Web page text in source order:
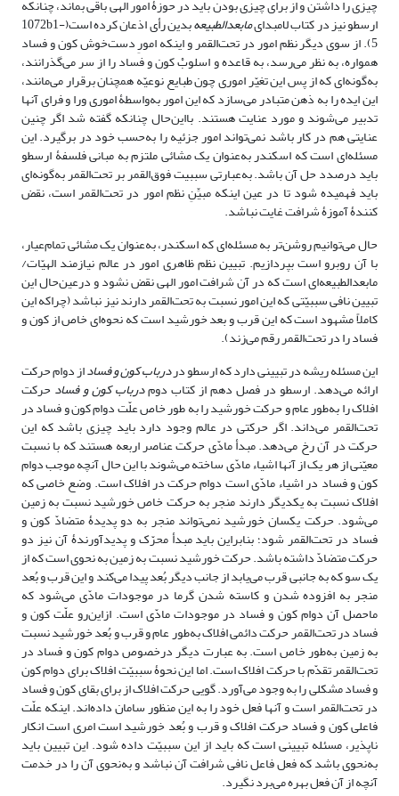
چیزی را داشتن و از برای چیزی بودن باید در حوزۀ امور الهی باقی بماند، چنانکه
ارسطو نیز در کتاب لامبدایمابعدالطبیعه بدین رأی اذعان کرده است(1072b1-
5). از سوی دیگر نظم امور در تحت‌القمر و اینکه امورِ دست‌خوش کون و فساد
همواره، به ‌نظر می‌رسد، به ‌قاعده و اسلوبْ کون و فساد را از سر می‌گذرانند،
به‌گونه‌ای که از پس این تغیّر اموری چون طبایع نوعیّه همچنان برقرار می‌مانند،
این ایده را به ذهن متبادر می‌سازد که این امور به‌واسطۀ اموری ورا و فرای آنها
تدبیر می‌شوند و مورد عنایت هستند. بااین‌حال چنانکه گفته شد اگر چنین
عنایتی هم در کار باشد نمی‌تواند امور جزئیه را به‌حسب خود در برگیرد. این
مسئله‌ای است که اسکندر به‌عنوان یک مشائی ملتزم به مبانی فلسفۀ ارسطو
باید درصدد حل آن باشد. به‌عبارتی سببیت فوق‌القمر بر تحت‌القمر به‌گونه‌ای
باید فهمیده شود تا در عین اینکه مبیِّنِ نظم امور در تحت‌القمر است، نقض
‌کنندۀ آموزۀ شرافت غایت نباشد.
حال می‌توانیم روشن‌تر به مسئله‌ای که اسکندر، به‌عنوان یک مشائی تمام‌عیار،
با آن روبرو است بپردازیم. تبیین نظم ظاهری امور در عالم نیازمند الهیّات/
مابعدالطبیعه‌ای است که در آن شرافت امور الهی نقض نشود و درعین‌حال این
تبیین نافی سببیّتی که این امور نسبت به تحت‌القمر دارند نیز نباشد (چراکه این
کاملاً مشهود است که این قرب و بعد خورشید است که نحوه‌ای خاص از کون و
فساد را در تحت‌القمر رقم می‌زند).
این مسئله ریشه در تبیینی دارد که ارسطو دردرباب کون و فساداز دوام حرکت
ارائه می‌دهد. ارسطو در فصل دهم از کتاب دومدرباب کون و فساد حرکت
افلاک را به‌طور عام و حرکت خورشید را به طور خاص علّت دوام کون و فساد در
تحت‌القمر می‌داند. اگر حرکتی در عالم وجود دارد باید چیزی باشد که این
حرکت در آن رخ می‌دهد. مبدأ مادّی حرکت عناصر اربعه هستند که با نسبت
معیّنی از هر یک از آنها اشیاء مادّی ساخته می‌شوند با این حال آنچه موجب دوام
کون و فساد در اشیاء مادّی است دوام حرکت در افلاک است. وضع خاصی که
افلاک نسبت به یکدیگر دارند منجر به حرکت خاص خورشید نسبت به زمین
می‌شود. حرکت یکسان خورشید نمی‌تواند منجر به دو پدیدۀ متضادّ کون و
فساد در تحت‌القمر شود؛ بنابراین باید مبدأ محرّک و پدیدآورندۀ آن نیز دو
حرکت متضادّ داشته باشد. حرکت خورشید نسبت به زمین به ‌نحوی است که از
یک سو که به جانبی قرب می‌یابد از جانب دیگر بُعد پیدا می‌کند و این قرب و بُعد
منجر به افزوده‌ شدن و کاسته شدن گرما در موجودات مادّی می‌شود که
ماحصل آن دوام کون و فساد در موجودات مادّی است. ازاین‌رو علّت کون و
فساد در تحت‌القمر حرکت دائمی افلاک به‌طور عام و قرب و بُعد خورشید نسبت
به زمین به‌طور خاص است. به‌ عبارت دیگر درخصوص دوام کون و فساد در
تحت‌القمر تقدّم با حرکت افلاک است. اما این نحوۀ سببیّت افلاک برای دوام کون
و فساد مشکلی را به وجود می‌آورد. گویی حرکت افلاک از برای بقای کون و فساد
در تحت‌القمر است و آنها فعل خود را به این منظور سامان داده‌اند. اینکه علّت
فاعلی کون و فساد حرکت افلاک و قرب و بُعد خورشید است امری است انکار
ناپذیر، مسئله تبیینی است که باید از این سببیّت داده شود. این تبیین باید
به‌نحوی باشد که فعل فاعل نافی شرافت آن نباشد و به‌نحوی آن را در خدمت
آنچه از آن فعل بهره می‌برد نگیرد.